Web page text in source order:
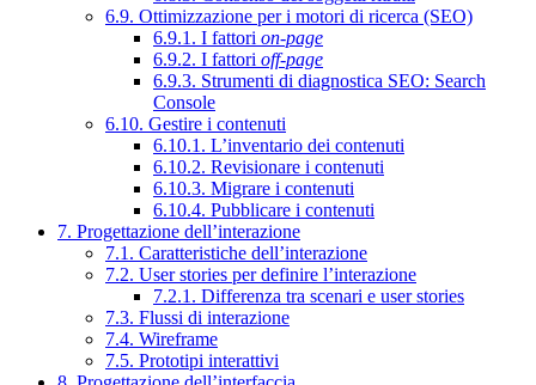
6.9. Ottimizzazione per i motori di ricerca (SEO)
6.9.1. I fattori on-page
6.9.2. I fattori off-page
6.9.3. Strumenti di diagnostica SEO: Search
Console
6.10. Gestire i contenuti
6.10.1. L’inventario dei contenuti
6.10.2. Revisionare i contenuti
6.10.3. Migrare i contenuti
6.10.4. Pubblicare i contenuti
7. Progettazione dell’interazione
7.1. Caratteristiche dell’interazione
7.2. User stories per definire l’interazione
7.2.1. Differenza tra scenari e user stories
7.3. Flussi di interazione
7.4. Wireframe
7.5. Prototipi interattivi